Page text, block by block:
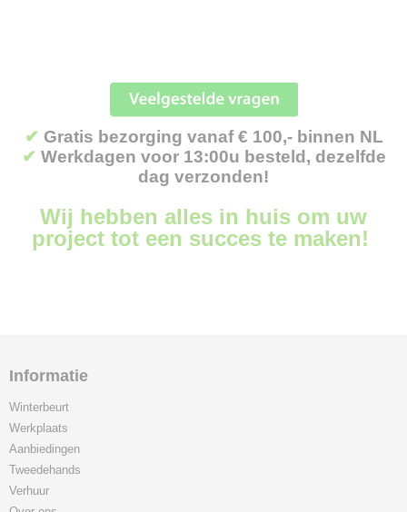
✔ Gratis bezorging vanaf € 100,- binnen NL
✔ Werkdagen voor 13:00u besteld, dezelfde
dag verzonden!
Wij hebben alles in huis om uw
project tot een succes te maken!
Informatie
Winterbeurt
Werkplaats
Aanbiedingen
Tweedehands
Verhuur